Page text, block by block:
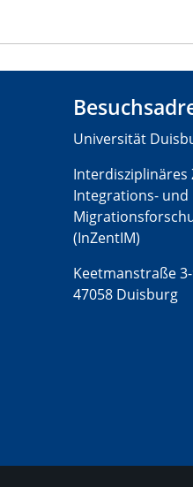
Universität
Integrations- und
(InZentIM)
Keetmanstraße
47058 Duisburg